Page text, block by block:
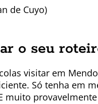
de Cuyo)
o seu
visitar em
Só tenha em
muito